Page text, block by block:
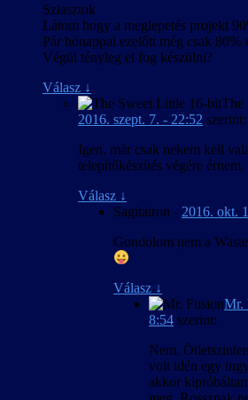
Sziasztok
Látom hogy a meglepetés projekt
Pár hónappal ezelőtt még csak 80%
Végül tényleg el fog készülni?
Válasz ↓
The
2016. szept. 7. - 22:52 szerint:
Igen, már csak nekem kell
telepítőkészítés végére érnem.
Válasz ↓
Sagitairon - 2016. okt.
Gondolom nem a
Válasz ↓
Mr.
8:54 szerint:
Nem.
volt idén egy
akkor